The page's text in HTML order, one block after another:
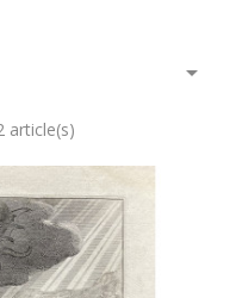

article(s)